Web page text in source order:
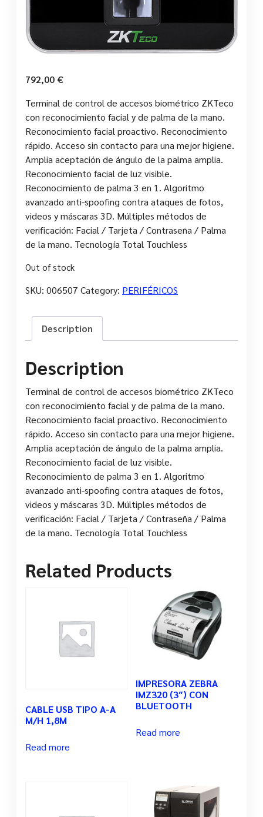
792,00 €
Terminal de control de accesos biométrico ZKTeco
con reconocimiento facial y de palma de la mano.
Reconocimiento facial proactivo. Reconocimiento
rápido. Acceso sin contacto para una mejor higiene.
Amplia aceptación de ángulo de la palma amplia.
Reconocimiento facial de luz visible.
Reconocimiento de palma 3 en 1. Algoritmo
avanzado anti-spoofing contra ataques de fotos,
videos y máscaras 3D. Múltiples métodos de
verificación: Facial / Tarjeta / Contraseña / Palma
de la mano. Tecnología Total Touchless
Out of stock
SKU: 006507 Category: PERIFÉRICOS
Description
Description
Terminal de control de accesos biométrico ZKTeco
con reconocimiento facial y de palma de la mano.
Reconocimiento facial proactivo. Reconocimiento
rápido. Acceso sin contacto para una mejor higiene.
Amplia aceptación de ángulo de la palma amplia.
Reconocimiento facial de luz visible.
Reconocimiento de palma 3 en 1. Algoritmo
avanzado anti-spoofing contra ataques de fotos,
videos y máscaras 3D. Múltiples métodos de
verificación: Facial / Tarjeta / Contraseña / Palma
de la mano. Tecnología Total Touchless
Related Products
CABLE USB TIPO A-A
M/H 1,8M
Read more
IMPRESORA ZEBRA
IMZ320 (3″) CON
BLUETOOTH
Read more